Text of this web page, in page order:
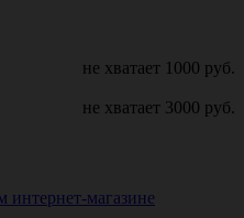
не хватает 1000 руб.
не хватает 3000 руб.
интернет-магазине